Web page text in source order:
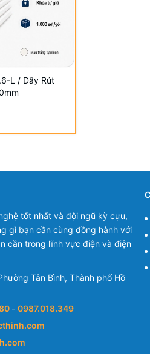
L / Dây Rút
tốt nhất và đội ngũ kỳ cựu,
gì bạn cần cùng đồng hành với
cần trong lĩnh vực điện và điện
Tân Bình, Thành phố Hồ
- 0987.018.349